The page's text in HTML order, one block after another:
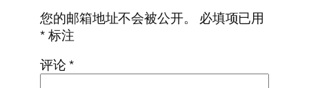
您的邮箱地址不会被公开。
必填项已用
*标注
评论*